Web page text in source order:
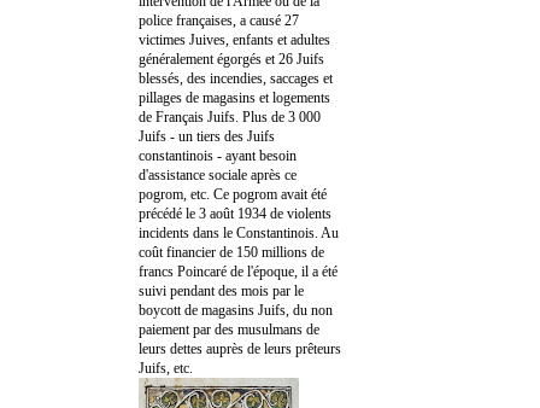
police françaises, a causé 27
victimes Juives, enfants et adultes
généralement égorgés et 26 Juifs
blessés, des incendies, saccages et
pillages de magasins et logements
de Français Juifs. Plus de 3 000
Juifs - un tiers des Juifs
constantinois - ayant besoin
d'assistance sociale après ce
pogrom, etc. Ce pogrom avait été
précédé le 3 août 1934 de violents
incidents dans le Constantinois. Au
coût financier de 150 millions de
francs Poincaré de l'époque, il a été
suivi pendant des mois par le
boycott de magasins Juifs, du non
paiement par des musulmans de
leurs dettes auprès de leurs prêteurs
Juifs, etc.